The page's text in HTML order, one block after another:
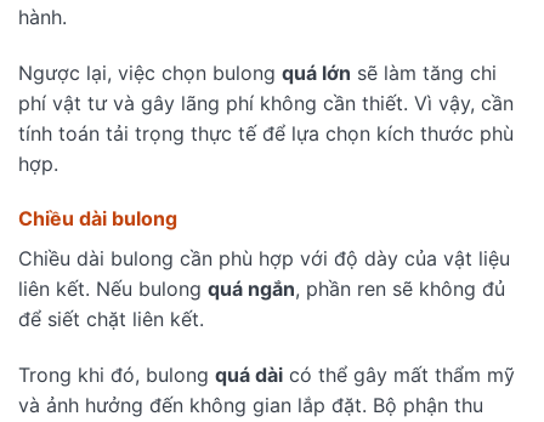
hành.
Ngược lại, việc chọn bulong quá lớn sẽ làm tăng chi
phí vật tư và gây lãng phí không cần thiết. Vì vậy, cần
tính toán tải trọng thực tế để lựa chọn kích thước phù
hợp.
Chiều dài bulong
Chiều dài bulong cần phù hợp với độ dày của vật liệu
liên kết. Nếu bulong quá ngắn, phần ren sẽ không đủ
để siết chặt liên kết.
Trong khi đó, bulong quá dài có thể gây mất thẩm mỹ
và ảnh hưởng đến không gian lắp đặt. Bộ phận thu